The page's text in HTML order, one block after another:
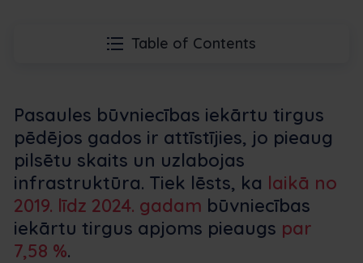
Table of Contents
Pasaules būvniecības iekārtu tirgus
pēdējos gados ir attīstījies, jo pieaug
pilsētu skaits un uzlabojas
infrastruktūra. Tiek lēsts, ka laikā no
2019. līdz 2024. gadam būvniecības
iekārtu tirgus apjoms pieaugs par
7,58 %.